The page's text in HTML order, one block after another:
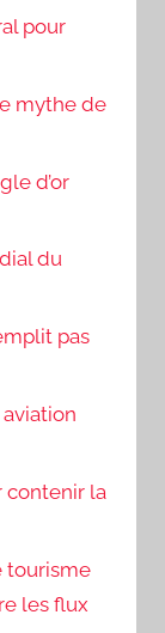
pour
mythe de
d’or
du
pas
contenir la
tourisme
les flux